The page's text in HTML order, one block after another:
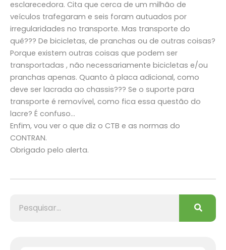
esclarecedora. Cita que cerca de um milhão de
veículos trafegaram e seis foram autuados por
irregularidades no transporte. Mas transporte do
quê??? De bicicletas, de pranchas ou de outras coisas?
Porque existem outras coisas que podem ser
transportadas , não necessariamente bicicletas e/ou
pranchas apenas. Quanto à placa adicional, como
deve ser lacrada ao chassis??? Se o suporte para
transporte é removível, como fica essa questão do
lacre? É confuso…
Enfim, vou ver o que diz o CTB e as normas do
CONTRAN.
Obrigado pelo alerta.